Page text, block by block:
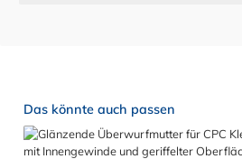
Produktgalerie überspringen
Das könnte auch passen